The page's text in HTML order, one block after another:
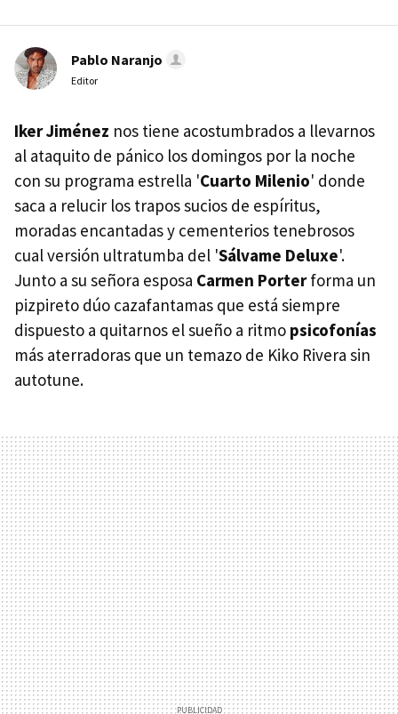
Pablo Naranjo
Editor
Iker Jiménez nos tiene acostumbrados a llevarnos
al ataquito de pánico los domingos por la noche
con su programa estrella 'Cuarto Milenio' donde
saca a relucir los trapos sucios de espíritus,
moradas encantadas y cementerios tenebrosos
cual versión ultratumba del 'Sálvame Deluxe'.
Junto a su señora esposa Carmen Porterforma un
pizpireto dúo cazafantamas que está siempre
dispuesto a quitarnos el sueño a ritmo psicofonías
más aterradoras que un temazo de Kiko Rivera sin
autotune.